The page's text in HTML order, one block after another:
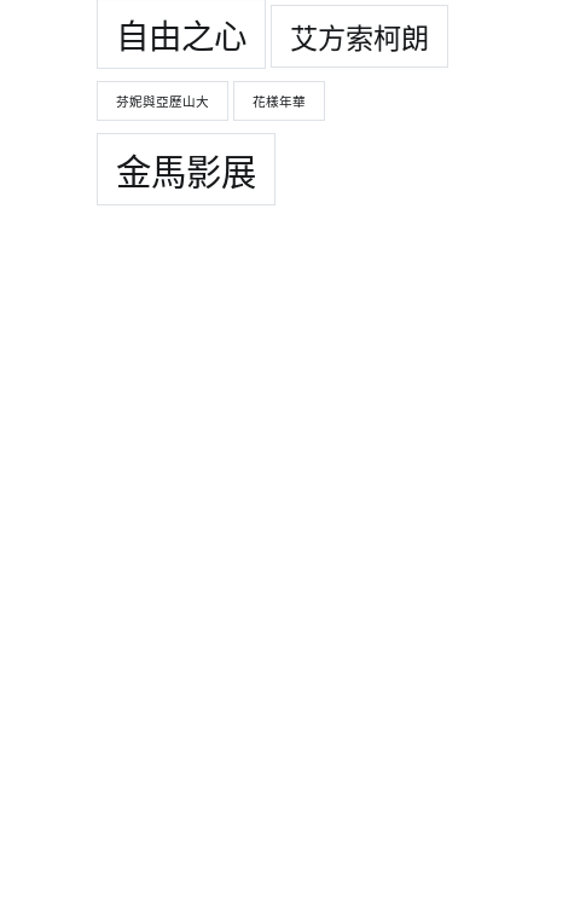
自由之心 艾方索柯朗
芬妮與亞歷山大 花樣年華
金馬影展